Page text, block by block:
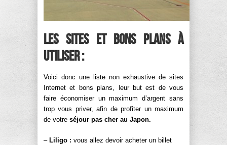
Les sites et bons plans à
utiliser :
Voici donc une liste non exhaustive de sites
Internet et bons plans, leur but est de vous
faire économiser un maximum d’argent sans
trop vous priver, afin de profiter un maximum
de votre séjour pas cher au Japon.
– Liligo : vous allez devoir acheter un billet